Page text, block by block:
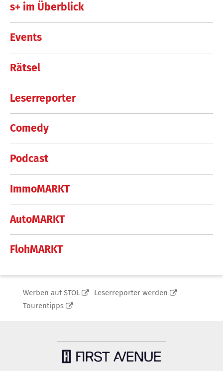
s+ im Überblick
Events
Rätsel
Leserreporter
Comedy
Podcast
ImmoMARKT
AutoMARKT
FlohMARKT
Werben auf STOL
Leserreporter werden
Tourentipps